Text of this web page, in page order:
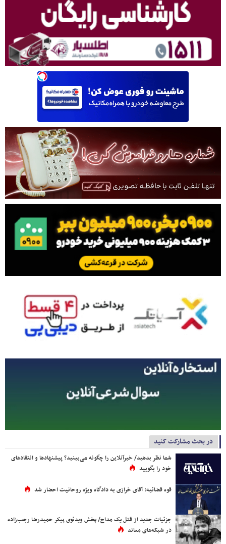
در بحث مشارکت کنید
شما نظر بدهید/ خبرآنلاین را چگونه می‌بینید؟ پیشنهادها و انتقادهای
خود را بگویید
قوه قضائیه: آقای خرازی به دادگاه ویژه روحانیت احضار شد
جزئیات جدید از قتل یک مداح/ پخش ویدئوی پیکر حمیدرضا رجب‌زاده
در شبکه‌های معاند